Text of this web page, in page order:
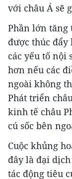
với châu Á sẽ
Phần lớn tăng
được thúc đẩy
các yếu tố nội
hơn nếu các
ngoài không
Phát triển
kinh tế châu
cú sốc bên
Cuộc khủng
đây là đại
tác động tiêu